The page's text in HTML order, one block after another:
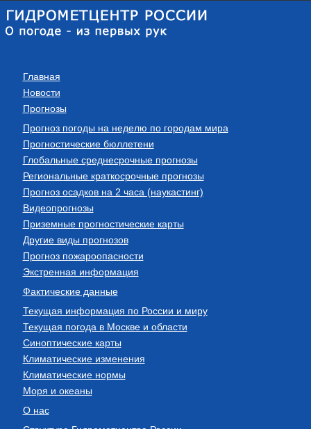
Главная
Новости
Прогнозы
Прогноз погоды на неделю по городам мира
Прогностические бюллетени
Глобальные среднесрочные прогнозы
Региональные краткосрочные прогнозы
Прогноз осадков на 2 часа (наукастинг)
Видеопрогнозы
Приземные прогностические карты
Другие виды прогнозов
Прогноз пожароопасности
Экстренная информация
Фактические данные
Текущая информация по России и миру
Текущая погода в Москве и области
Синоптические карты
Климатические изменения
Климатические нормы
Моря и океаны
О нас